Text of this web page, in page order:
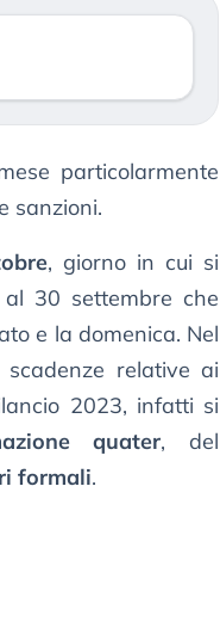
particolarmente
sanzioni.
, giorno in cui si
30 settembre che
e la domenica. Nel
relative ai
2023, infatti si
quater, del
formali.